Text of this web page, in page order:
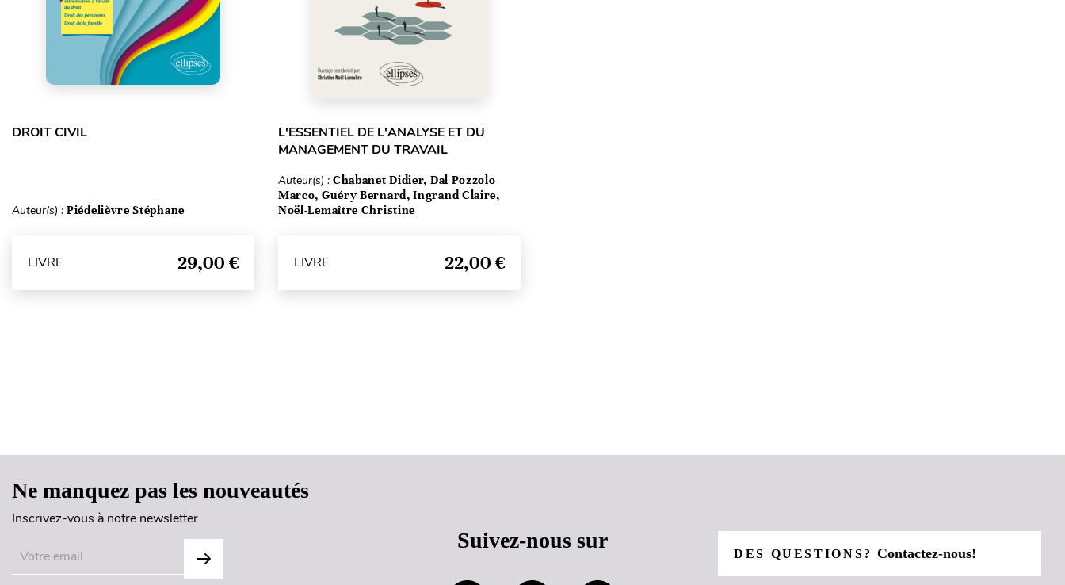
DROIT CIVIL
Auteur(s) : Piédelièvre Stéphane
LIVRE 29,00 €
L'ESSENTIEL DE L'ANALYSE ET DU
MANAGEMENT DU TRAVAIL
Auteur(s) : Chabanet Didier, Dal Pozzolo
Marco, Guéry Bernard, Ingrand Claire,
Noël-Lemaître Christine
LIVRE 22,00 €
Ne manquez pas les nouveautés
Inscrivez-vous à notre newsletter
Suivez-nous sur
DES QUESTIONS?Contactez-nous!